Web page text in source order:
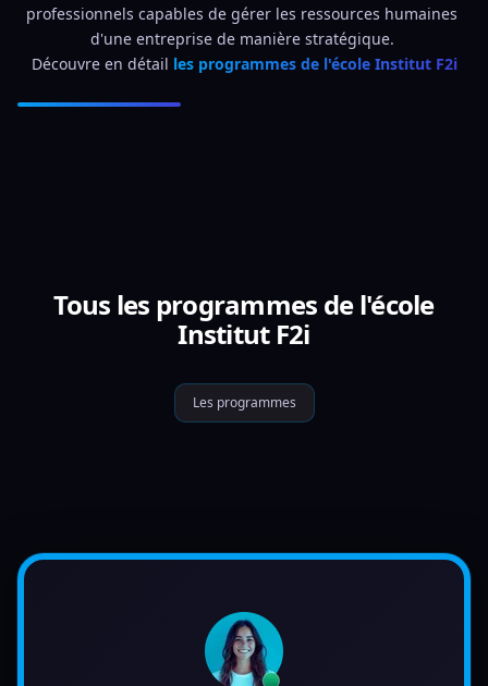
professionnels capables de gérer les ressources humaines
d'une entreprise de manière stratégique.
Découvre en détail les programmes de l'école Institut F2i
Tous les programmes de l'école
Institut F2i
Les programmes